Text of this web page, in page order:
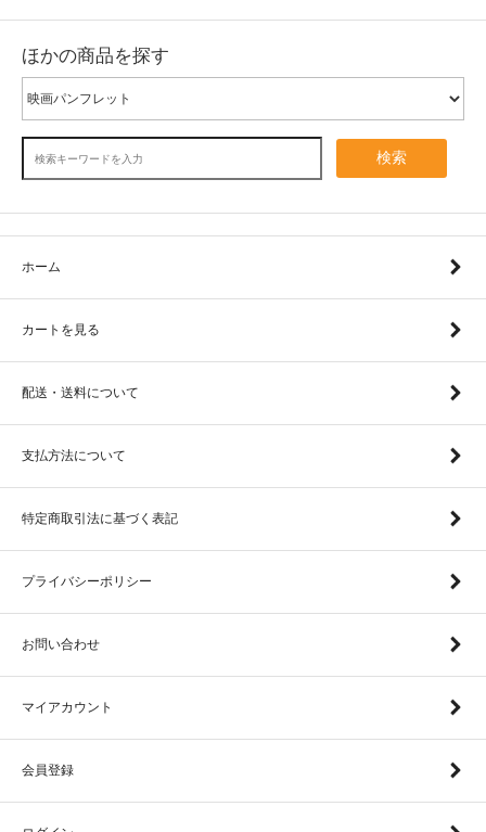
ほかの商品を探す
検索
ホーム
カートを見る
配送・送料について
支払方法について
特定商取引法に基づく表記
プライバシーポリシー
お問い合わせ
マイアカウント
会員登録